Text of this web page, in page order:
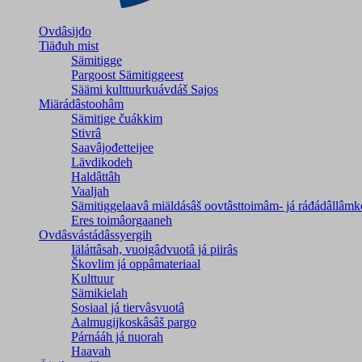
Ovdâsijđo
Tiäđuh mist
Sämitigge
Pargoost Sämitiggeest
Säämi kulttuurkuávdáš Sajos
Miärádâstoohâm
Sämitige čuákkim
Stivrâ
Saavâjođetteijee
Lävdikodeh
Haldâttâh
Vaaljah
Sämitiggelaavâ miäldásâš oovtâsttoimâm- já
Eres toimâorgaaneh
Ovdâsvástádâssyergih
Iäláttâsah, vuoigâdvuotâ já piirâs
Škovlim já oppâmateriaal
Kulttuur
Sämikielah
Sosiaal já tiervâsvuotâ
Aalmugijkoskâsâš pargo
Párnááh já nuorah
Haavah